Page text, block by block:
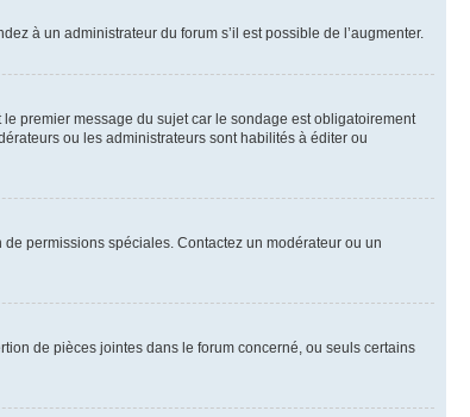
à un administrateur du forum s’il est possible de l’augmenter.
premier message du sujet car le sondage est obligatoirement
ou les administrateurs sont habilités à éditer ou
permissions spéciales. Contactez un modérateur ou un
de pièces jointes dans le forum concerné, ou seuls certains